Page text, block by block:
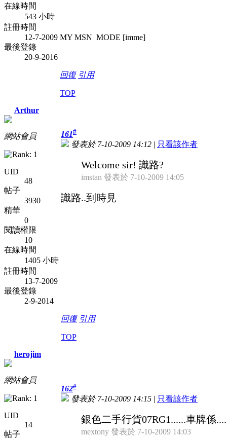
在線時間
543 小時
註冊時間
12-7-2009
最後登錄
20-9-2016
MY MSN MODE [imme]
回復 引用
TOP
Arthur
網站會員
UID
48
帖子
3930
精華
0
閱讀權限
10
在線時間
1405 小時
註冊時間
13-7-2009
最後登錄
2-9-2014
161#
發表於 7-10-2009 14:12 | 只看該作者
Welcome sir! 識路?
imstan 發表於 7-10-2009 14:05
識路..到時見
回復 引用
TOP
herojim
網站會員
UID
14
帖子
162#
發表於 7-10-2009 14:15 | 只看該作者
銀色二手行貨07RG1......車牌係
mextony 發表於 7-10-2009 14:03